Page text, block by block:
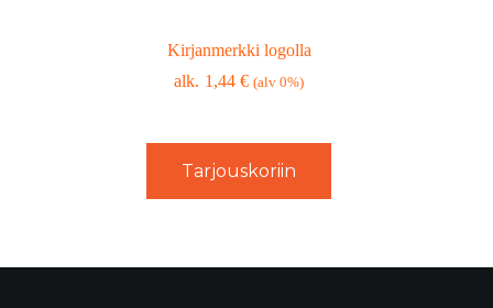
Kirjanmerkki logolla
1,44€ (alv 0%)
Tarjouskoriin